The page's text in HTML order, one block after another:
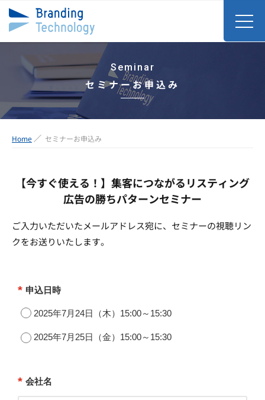
Seminar
セミナーお申込み
Home セミナーお申込み
【今すぐ使える！】集客につながるリスティング
広告の勝ちパターンセミナー
ご入力いただいたメールアドレス宛に、セミナーの視聴リン
クをお送りいたします。
* 申込日時
2025年7月24日（木）15:00～15:30
2025年7月25日（金）15:00～15:30
* 会社名